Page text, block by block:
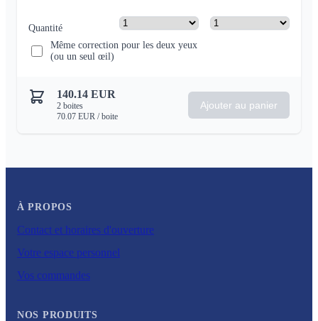
Quantité
Même correction pour les deux yeux
(ou un seul œil)
140.14 EUR
2 boites
70.07 EUR / boite
Ajouter au panier
À PROPOS
Contact et horaires d'ouverture
Votre espace personnel
Vos commandes
NOS PRODUITS